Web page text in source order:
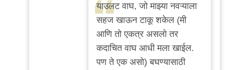
याउलट वाघ, जो माझ्या नवऱ्याला
सहज खाऊन टाकू शकेल (मी
आणि तो एकत्र असलो तर
कदाचित वाघ आधी मला खाईल.
पण ते एक असो) बघण्यासाठी